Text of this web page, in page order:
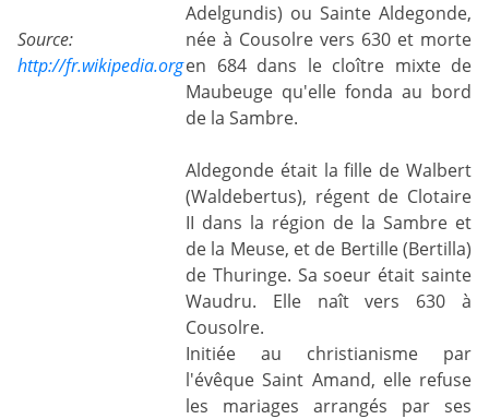
Source:
http://fr.wikipedia.org
Adelgundis) ou Sainte Aldegonde,
née à Cousolre vers 630 et morte
en 684 dans le cloître mixte de
Maubeuge qu'elle fonda au bord
de la Sambre.
Aldegonde était la fille de Walbert
(Waldebertus), régent de Clotaire
II dans la région de la Sambre et
de la Meuse, et de Bertille (Bertilla)
de Thuringe. Sa soeur était sainte
Waudru. Elle naît vers 630 à
Cousolre.
Initiée au christianisme par
l'évêque Saint Amand, elle refuse
les mariages arrangés par ses